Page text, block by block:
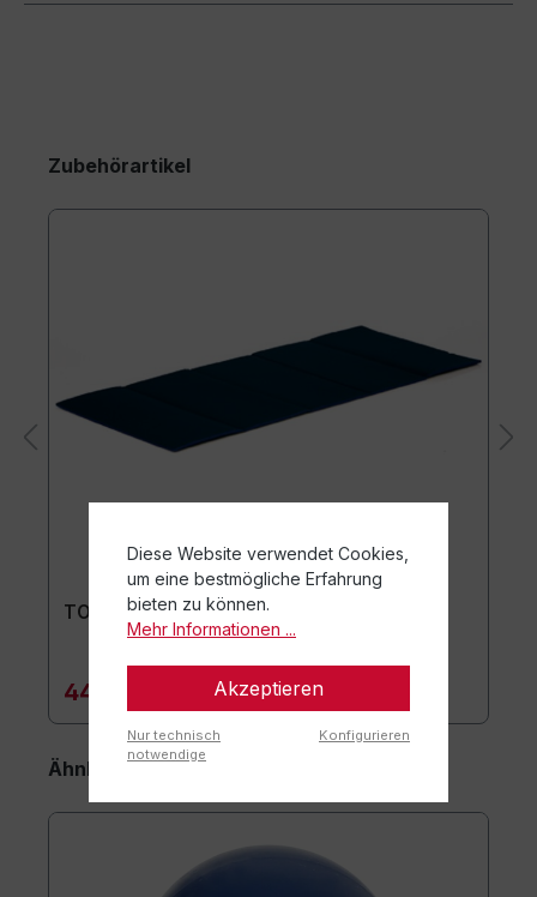
Zubehörartikel
TOGU Premium Easy Matte
44,90 €*
Ähnliche Artikel
Diese Website verwendet Cookies,
um eine bestmögliche Erfahrung
bieten zu können.
Mehr Informationen ...
Akzeptieren
Nur technisch
notwendige
Konfigurieren